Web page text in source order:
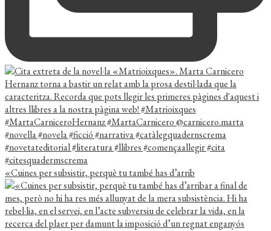
«Cuines per subsistir, perquè tu també has d’arrib